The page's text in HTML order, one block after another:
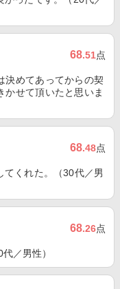
68.51点
決めてあってからの契
かせて頂いたと思いま
68.48点
てくれた。（30代／男
68.26点
／男性）